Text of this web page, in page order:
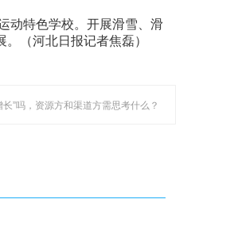
动特色学校。开展滑雪、滑
（河北日报记者焦磊）
”吗，资源方和渠道方需思考什么？